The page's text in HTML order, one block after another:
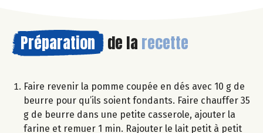
Préparation de la recette
Faire revenir la pomme coupée en dés avec 10 g de
beurre pour qu’ils soient fondants. Faire chauffer 35
g de beurre dans une petite casserole, ajouter la
farine et remuer 1 min. Rajouter le lait petit à petit